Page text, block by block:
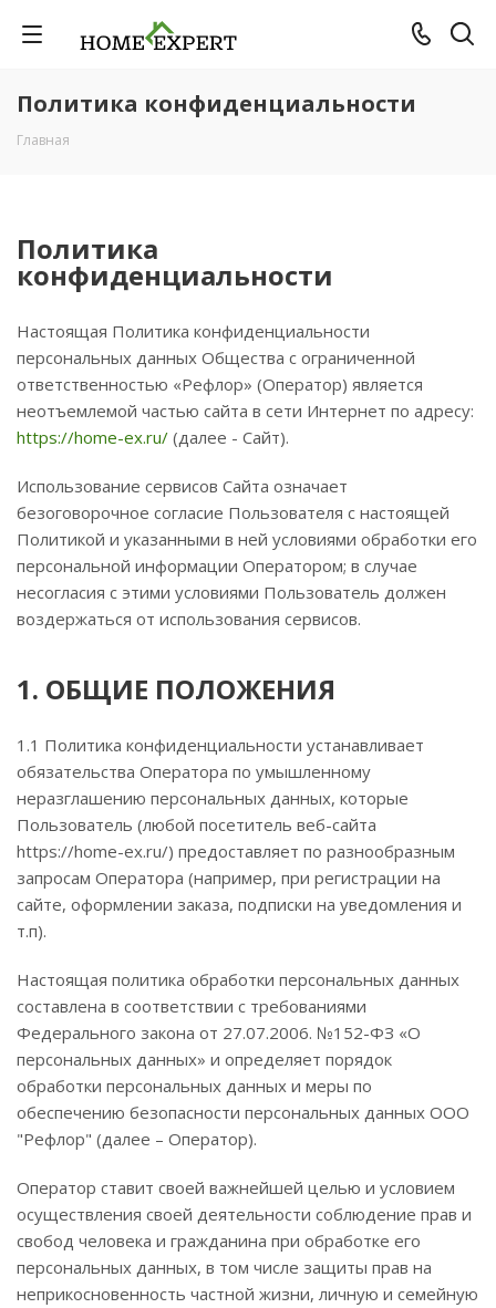
Политика конфиденциальности
Главная
Политика
конфиденциальности
Настоящая Политика конфиденциальности
персональных данных Общества с ограниченной
ответственностью «Рефлор» (Оператор) является
неотъемлемой частью сайта в сети Интернет по адресу:
https://home-ex.ru/ (далее - Сайт).
Использование сервисов Сайта означает
безоговорочное согласие Пользователя с настоящей
Политикой и указанными в ней условиями обработки его
персональной информации Оператором; в случае
несогласия с этими условиями Пользователь должен
воздержаться от использования сервисов.
1. ОБЩИЕ ПОЛОЖЕНИЯ
1.1 Политика конфиденциальности устанавливает
обязательства Оператора по умышленному
неразглашению персональных данных, которые
Пользователь (любой посетитель веб-сайта
https://home-ex.ru/) предоставляет по разнообразным
запросам Оператора (например, при регистрации на
сайте, оформлении заказа, подписки на уведомления и
т.п).
Настоящая политика обработки персональных данных
составлена в соответствии с требованиями
Федерального закона от 27.07.2006. №152-ФЗ «О
персональных данных» и определяет порядок
обработки персональных данных и меры по
обеспечению безопасности персональных данных ООО
"Рефлор" (далее – Оператор).
Оператор ставит своей важнейшей целью и условием
осуществления своей деятельности соблюдение прав и
свобод человека и гражданина при обработке его
персональных данных, в том числе защиты прав на
неприкосновенность частной жизни, личную и семейную